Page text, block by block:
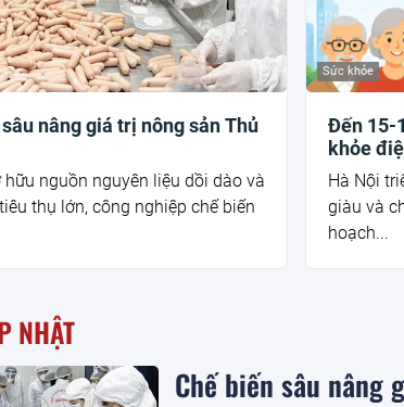
nâng giá trị nông sản Thủ
hữu nguồn nguyên liệu dồi dào và
thụ lớn, công nghiệp chế biến
Sức khỏe
Đến 15-
khỏe
Hà Nội
giàu và
hoạch...
NHẬT
Chế biến sâu nâng